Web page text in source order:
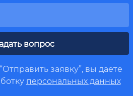
Задать вопрос
заявку”, вы даете
персональных данных